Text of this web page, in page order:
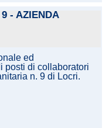
- AZIENDA
ed
posti di collaboratori
n. 9 di Locri.